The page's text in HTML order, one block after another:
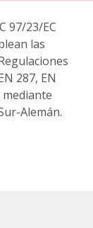
97/23/EC
las
287, EN
Alemán.